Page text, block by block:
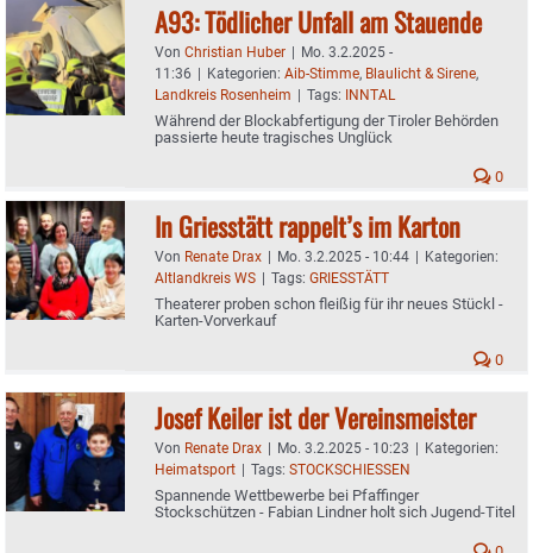
A93: Tödlicher Unfall am Stauende
Von Christian Huber | Mo. 3.2.2025 -
11:36 | Kategorien: Aib-Stimme, Blaulicht & Sirene,
Landkreis Rosenheim | Tags: INNTAL
Während der Blockabfertigung der Tiroler Behörden
passierte heute tragisches Unglück
0
In Griesstätt rappelt’s im Karton
Von Renate Drax | Mo. 3.2.2025 - 10:44 | Kategorien:
Altlandkreis WS | Tags: GRIESSTÄTT
Theaterer proben schon fleißig für ihr neues Stückl -
Karten-Vorverkauf
0
Josef Keiler ist der Vereinsmeister
Von Renate Drax | Mo. 3.2.2025 - 10:23 | Kategorien:
Heimatsport | Tags: STOCKSCHIESSEN
Spannende Wettbewerbe bei Pfaffinger
Stockschützen - Fabian Lindner holt sich Jugend-Titel